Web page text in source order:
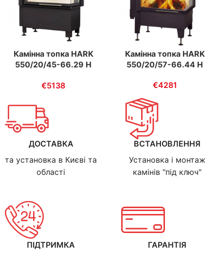
Камінна топка HARK
550/20/45-66.29 H
€5138
Камінна топка HARK
550/20/57-66.44 H
€4281
ДОСТАВКА
та установка в Києві та
області
ВСТАНОВЛЕННЯ
Установка і монтаж
камінів "під ключ"
ПІДТРИМКА
ГАРАНТІЯ